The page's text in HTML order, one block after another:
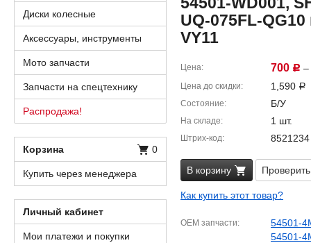
UQ-075FL-
VY11
Цена 700 Р –
Цена до скидки 1,590 Р
Состояние Б/У
На складе 1 шт.
Штрих-код 8521234
В корзину
Как купить этот товар?
OEM запчасти
54501-
54501-
Диски колесные
Аксессуары, инструменты
Мото запчасти
Запчасти на спецтехнику
Распродажа!
Корзина 0
Купить через менеджера
Личный кабинет
Мои платежи и покупки